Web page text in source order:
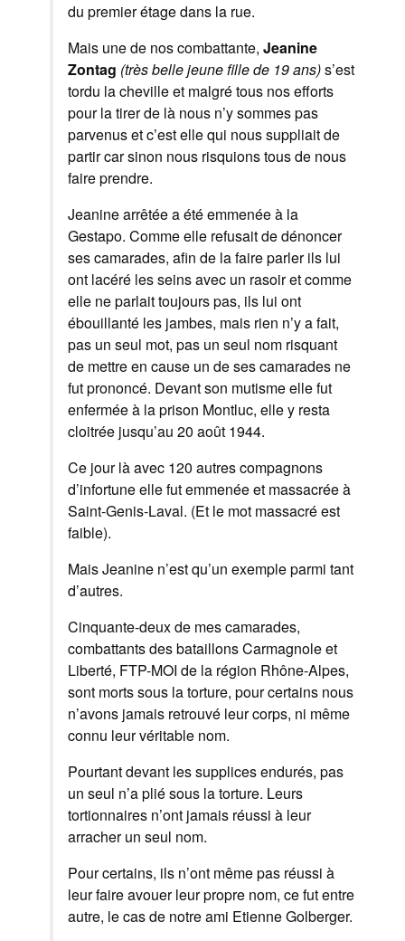
du premier étage dans la rue.
Mais une de nos combattante, Jeanine
Zontag (très belle jeune fille de 19 ans)s’est
tordu la cheville et malgré tous nos efforts
pour la tirer de là nous n’y sommes pas
parvenus et c’est elle qui nous suppliait de
partir car sinon nous risquions tous de nous
faire prendre.
Jeanine arrêtée a été emmenée à la
Gestapo. Comme elle refusait de dénoncer
ses camarades, afin de la faire parler ils lui
ont lacéré les seins avec un rasoir et comme
elle ne parlait toujours pas, ils lui ont
ébouillanté les jambes, mais rien n’y a fait,
pas un seul mot, pas un seul nom risquant
de mettre en cause un de ses camarades ne
fut prononcé. Devant son mutisme elle fut
enfermée à la prison Montluc, elle y resta
cloitrée jusqu’au 20 août 1944.
Ce jour là avec 120 autres compagnons
d’infortune elle fut emmenée et massacrée à
Saint-Genis-Laval. (Et le mot massacré est
faible).
Mais Jeanine n’est qu’un exemple parmi tant
d’autres.
Cinquante-deux de mes camarades,
combattants des bataillons Carmagnole et
Liberté, FTP-MOI de la région Rhône-Alpes,
sont morts sous la torture, pour certains nous
n’avons jamais retrouvé leur corps, ni même
connu leur véritable nom.
Pourtant devant les supplices endurés, pas
un seul n’a plié sous la torture. Leurs
tortionnaires n’ont jamais réussi à leur
arracher un seul nom.
Pour certains, ils n’ont même pas réussi à
leur faire avouer leur propre nom, ce fut entre
autre, le cas de notre ami Etienne Golberger.